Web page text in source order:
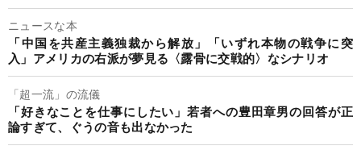
ニュースな本
「中国を共産主義独裁から解放」「いずれ本物の戦争に突
入」アメリカの右派が夢見る〈露骨に交戦的〉なシナリオ
「超一流」の流儀
「好きなことを仕事にしたい」若者への豊田章男の回答が正
論すぎて、ぐうの音も出なかった